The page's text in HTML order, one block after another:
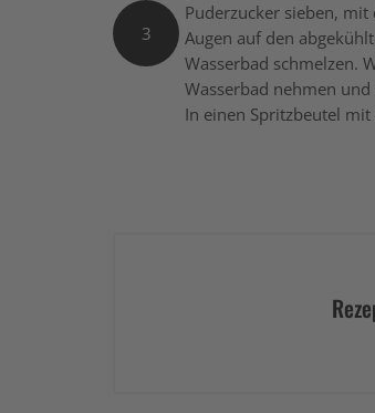
3
Puderzucker sieben,
Augen auf den
Wasserbad schmelzen.
Wasserbad nehmen
In einen Spritzbeutel